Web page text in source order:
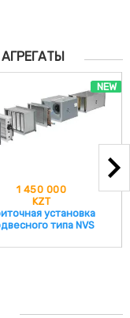
NEW
1 450 000
KZT
установка
типа NVS